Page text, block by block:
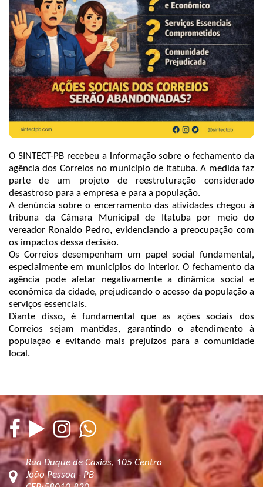
O SINTECT-PB recebeu a informação sobre o fechamento da
agência dos Correios no município de Itatuba. A medida faz
parte de um projeto de reestruturação considerado
desastroso para a empresa e para a população.
A denúncia sobre o encerramento das atividades chegou à
tribuna da Câmara Municipal de Itatuba por meio do
vereador Ronaldo Pedro, evidenciando a preocupação com
os impactos dessa decisão.
Os Correios desempenham um papel social fundamental,
especialmente em municípios do interior. O fechamento da
agência pode afetar negativamente a dinâmica social e
econômica da cidade, prejudicando o acesso da população a
serviços essenciais.
Diante disso, é fundamental que as ações sociais dos
Correios sejam mantidas, garantindo o atendimento à
população e evitando mais prejuízos para a comunidade
local.
Rua Duque de Caxias, 105 Centro
João Pessoa - PB